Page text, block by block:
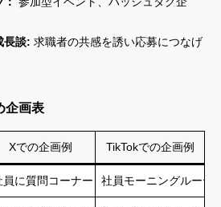
長談: 求職者の共感を誘い応募につなげ
企画表
Xでの企画例 TikTokでの企画例
員に質問コーナー 社員モーニングルーテ